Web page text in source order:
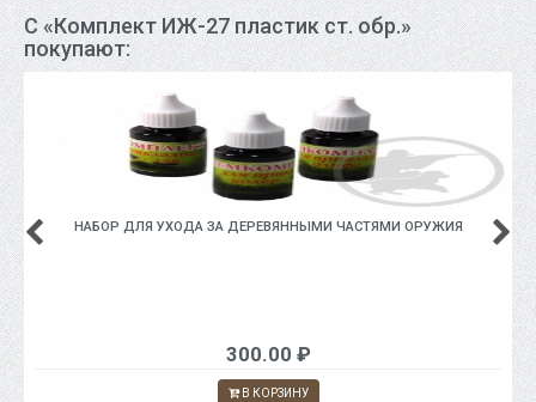
С «Комплект ИЖ-27 пластик ст. обр.»
покупают:
НАБОР ДЛЯ УХОДА ЗА ДЕРЕВЯННЫМИ ЧАСТЯМИ ОРУЖИЯ
300.00 ₽
В КОРЗИНУ